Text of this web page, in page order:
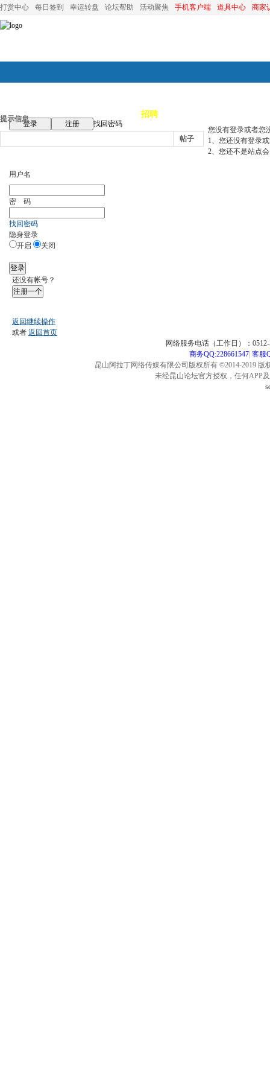
打赏中心 每日签到 幸运转盘 论坛帮助 活动聚焦 手机客户端 道具中心 商家
论坛首页 招聘
登录 注册
找回密码
帖子
提示信息
您没有登录或者您
1、您还没有登录
2、您还不是站点
用户名
密 码
找回密码
隐身登录
开启
关闭
登录
还没有帐号？
注册一个
返回继续操作
或者 返回首页
网络服务电话（工作日）：
商务QQ:228661547| 客服
昆山阿拉丁网络传媒有限公司版权所有 ©2014-2019
未经昆山论坛官方授权，任何APP